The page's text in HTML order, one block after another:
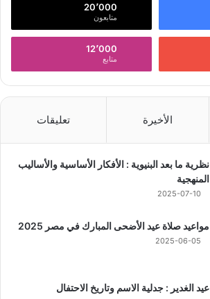
20٬000
متابعون
12٬000
متابع
الأخيرة تعليقات
نظرية ما بعد البنيوية : الأفكار الأساسية والأساليب
المنهجية
2025-07-10
مواعيد صلاة عيد الأضحى المبارك في مصر 2025
2025-06-05
عيد الغدير : جدلية الاسم وتاريخ الاحتفال